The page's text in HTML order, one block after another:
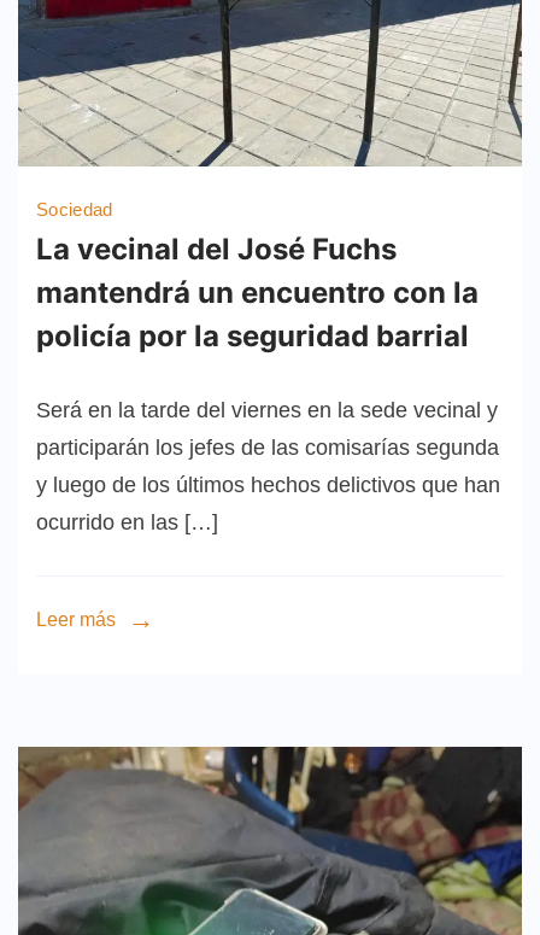
Sociedad
La vecinal del José Fuchs
mantendrá un encuentro con la
policía por la seguridad barrial
Será en la tarde del viernes en la sede vecinal y
participarán los jefes de las comisarías segunda
y luego de los últimos hechos delictivos que han
ocurrido en las […]
Leer más